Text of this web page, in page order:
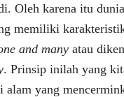
Oleh karena itu
memiliki
and manyatau
. Prinsip inilah yang
alam yang